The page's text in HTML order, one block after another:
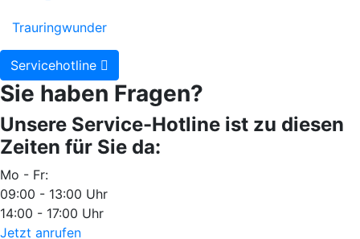
Trauringwunder
Servicehotline
Sie haben Fragen?
Unsere Service-Hotline ist zu diesen
Zeiten für Sie da:
Mo - Fr:
09:00 - 13:00 Uhr
14:00 - 17:00 Uhr
Jetzt anrufen